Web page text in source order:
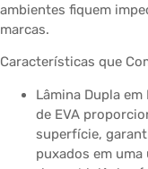
ambientes fiquem
marcas.
Características que
Lâmina Dupla
de EVA
superfície,
puxados em uma